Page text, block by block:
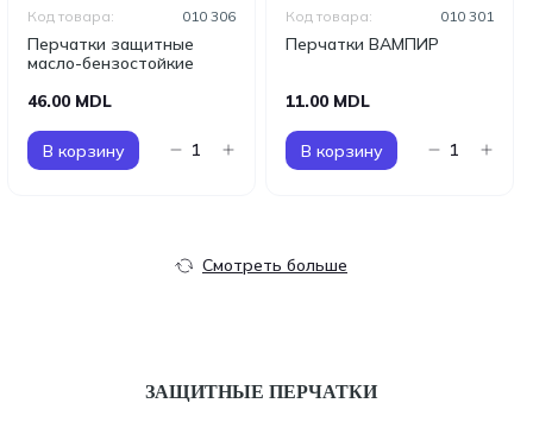
Перчатки защитные
масло-бензостойкие
Код товара: 010 306
46.00 MDL
В корзину
Перчатки ВАМПИР
Код товара: 010 301
11.00 MDL
В корзину
Смотреть больше
ЗАЩИТНЫЕ ПЕРЧАТКИ